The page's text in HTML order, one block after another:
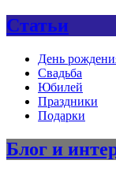
Статьи
День
Свадьба
Юбилей
Праздники
Подарки
Блог и